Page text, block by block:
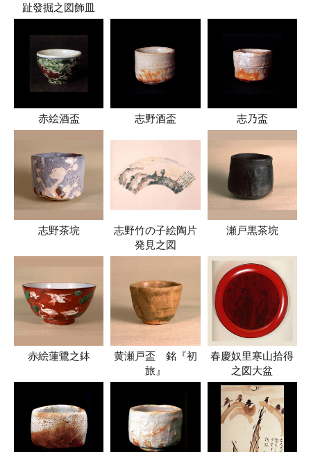
趾發掘之図飾皿
赤絵酒盃 志野酒盃 志乃盃
志野茶垸
志野竹の子絵陶片
発見之図
瀬戸黒茶垸
赤絵蓮鷺之鉢
黄瀬戸盃 銘『初
旅』
春慶奴里寒山拾得
之図大盆